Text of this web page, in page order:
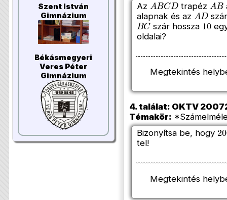
Szent István
Gimnázium
Békásmegyeri
Veres Péter
Gimnázium
Az
trapéz
alapnak és az AD
BC szár hossza 10
oldalai?
Megtekintés
4. találat: OKTV
Témakör:
Bizonyítsa be, hogy
tel!
Megtekintés